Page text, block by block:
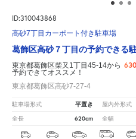
ID:310043868
高砂7丁目カーポート付き駐車場
葛飾区高砂７丁目の予約できる
東京都葛飾区柴又1丁目45-14から
予約できてオススメ！
東京都葛飾区高砂7-27-4
駐車場形式 平置き 屋内外形式
全長 620cm 全幅